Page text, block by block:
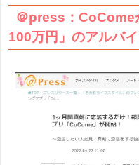
＠press：CoCome
100万円」のアルバ